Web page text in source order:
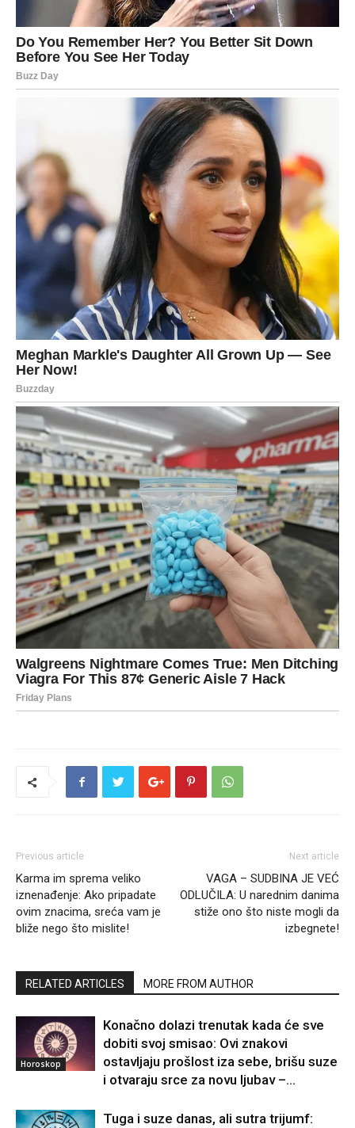
Previous article
Karma im sprema veliko
iznenađenje: Ako pripadate
ovim znacima, sreća vam je
bliže nego što mislite!
Next article
VAGA – SUDBINA JE VEĆ
ODLUČILA: U narednim danima
stiže ono što niste mogli da
izbegnete!
RELATED ARTICLES MORE FROM AUTHOR
Horoskop
Konačno dolazi trenutak kada će sve
dobiti svoj smisao: Ovi znakovi
ostavljaju prošlost iza sebe, brišu suze
i otvaraju srce za novu ljubav –...
Tuga i suze danas, ali sutra trijumf: